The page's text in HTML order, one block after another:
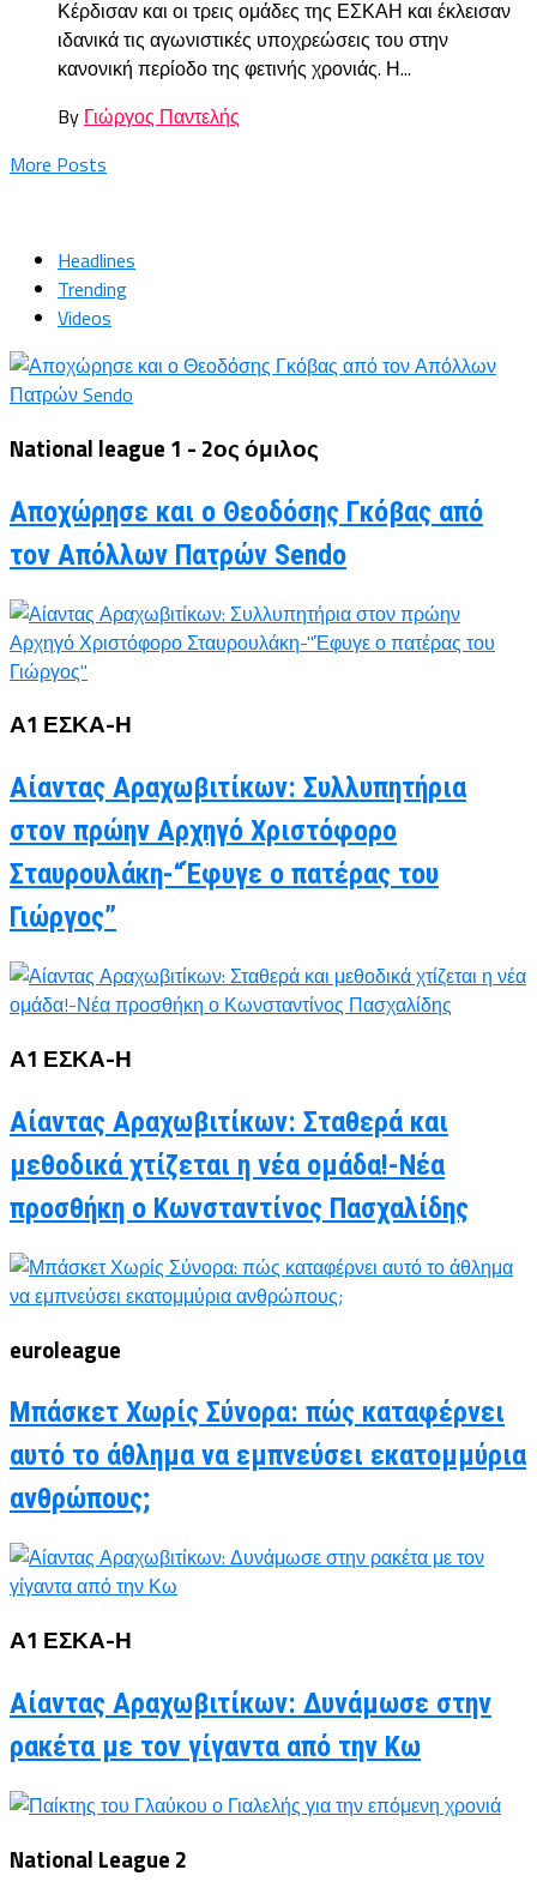
Κέρδισαν και οι τρεις ομάδες της ΕΣΚΑΗ και έκλεισαν
ιδανικά τις αγωνιστικές υποχρεώσεις του στην
κανονική περίοδο της φετινής χρονιάς. Η...
By Γιώργος Παντελής
More Posts
Headlines
Trending
Videos
National league 1 - 2ος όμιλος
Αποχώρησε και ο Θεοδόσης Γκόβας από
τον Απόλλων Πατρών Sendo
Α1 ΕΣΚΑ-Η
Αίαντας Αραχωβιτίκων: Συλλυπητήρια
στον πρώην Αρχηγό Χριστόφορο
Σταυρουλάκη-“Έφυγε ο πατέρας του
Γιώργος”
Α1 ΕΣΚΑ-Η
Αίαντας Αραχωβιτίκων: Σταθερά και
μεθοδικά χτίζεται η νέα ομάδα!-Νέα
προσθήκη ο Κωνσταντίνος Πασχαλίδης
euroleague
Μπάσκετ Χωρίς Σύνορα: πώς καταφέρνει
αυτό το άθλημα να εμπνεύσει εκατομμύρια
ανθρώπους;
Α1 ΕΣΚΑ-Η
Αίαντας Αραχωβιτίκων: Δυνάμωσε στην
ρακέτα με τον γίγαντα από την Κω
National League 2